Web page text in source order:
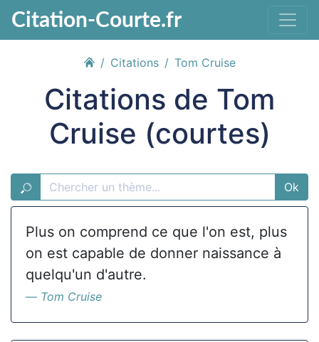
Citation-Courte.fr
Citations Tom Cruise
Citations de Tom
Cruise (courtes)
Ok
Plus on comprend ce que l'on est, plus
on est capable de donner naissance à
quelqu'un d'autre.
Tom Cruise